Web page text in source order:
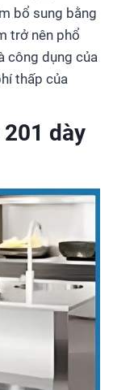
bổ sung bằng
trở nên phổ
công dụng của
thấp của
dày